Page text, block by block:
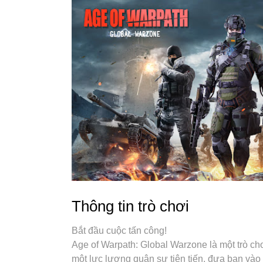
chơi thôi hãy để chúng tôi quan tâm đến tất
Thông tin trò chơi
Bắt đầu cuộc tấn công!
Age of Warpath: Global Warzone là một trò
một lực lượng quân sự tiên tiến, đưa bạn